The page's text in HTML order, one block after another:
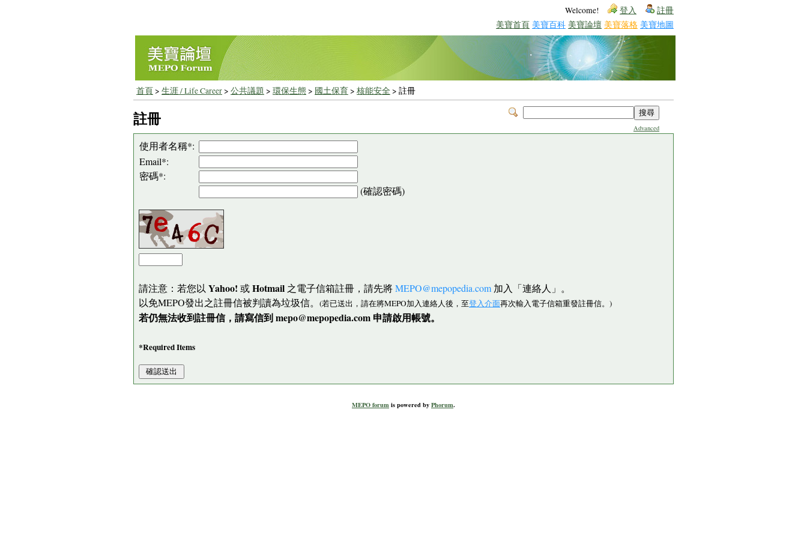
Welcome! 登入 註冊
美寶首頁 美寶百科 美寶論壇 美寶落格 美寶地圖
首頁> 生涯 / Life Career> 公共議題 > 環保生態> 國土保育> 核能安全 > 註冊
Advanced
註冊
使用者名稱*:
Email*:
密碼*:
(確認密碼)
請注意：若您以 Yahoo! 或Hotmail 之電子信箱註冊，請先將MEPO@mepopedia.com 加入「連絡人」。
以免MEPO發出之註冊信被判讀為垃圾信。 (若已送出，請在將MEPO加入連絡人後，至登入介面再次輸入電子信箱重發註冊信。)
若仍無法收到註冊信，請寫信到 mepo@mepopedia.com 申請啟用帳號。
*Required Items
MEPO forumis powered byPhorum.